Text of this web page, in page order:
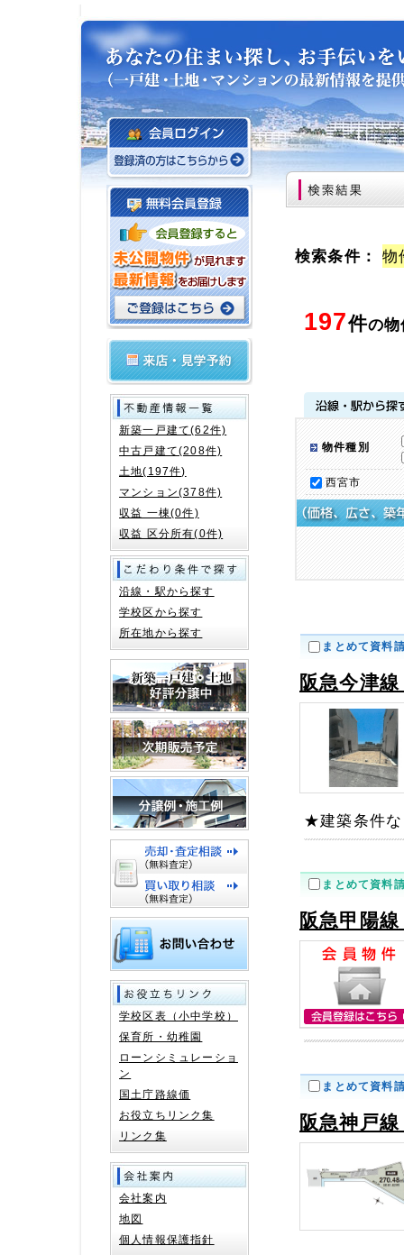
検索条件：物
197件の
物件種別
西宮市
まとめて資料
阪急今津
★建築条件
まとめて資料
阪急甲陽
まとめて資料
阪急神戸
新築一戸建て(62件)
中古戸建て(208件)
土地(197件)
マンション(378件)
収益 一棟(0件)
収益 区分所有(0件)
沿線・駅から探す
学校区から探す
所在地から探す
学校区表（小中学校）
保育所・幼稚園
ローンシミュレーショ
ン
国土庁路線価
お役立ちリンク集
リンク集
会社案内
地図
個人情報保護指針